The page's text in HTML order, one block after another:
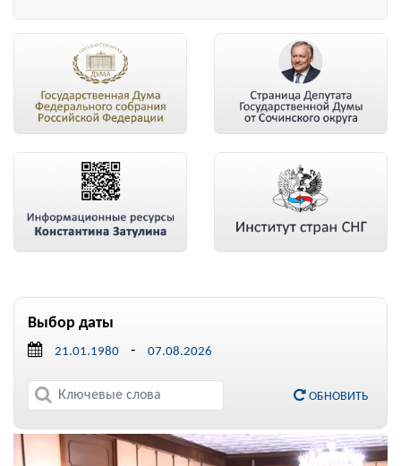
Выбор даты
-
ОБНОВИТЬ